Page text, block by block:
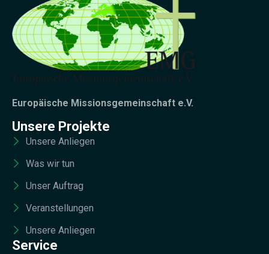
Europäische Missionsgemeinschaft e.V.
Unsere Projekte
Unsere Anliegen
Was wir tun
Unser Auftrag
Veranstellungen
Unsere Anliegen
Service